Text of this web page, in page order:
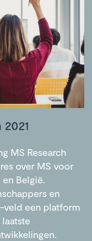
MS Research
over MS voor
België.
en
veld een platform